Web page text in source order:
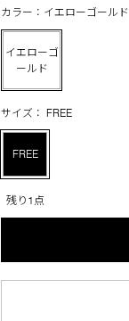
カラー：イエローゴールド
イエローゴ
ールド
サイズ： FREE
FREE
残り1点